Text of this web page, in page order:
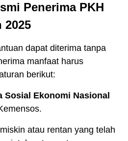
Penerima PKH
2025
dapat diterima tanpa
manfaat harus
berikut:
Sosial Ekonomi Nasional
atau rentan yang telah